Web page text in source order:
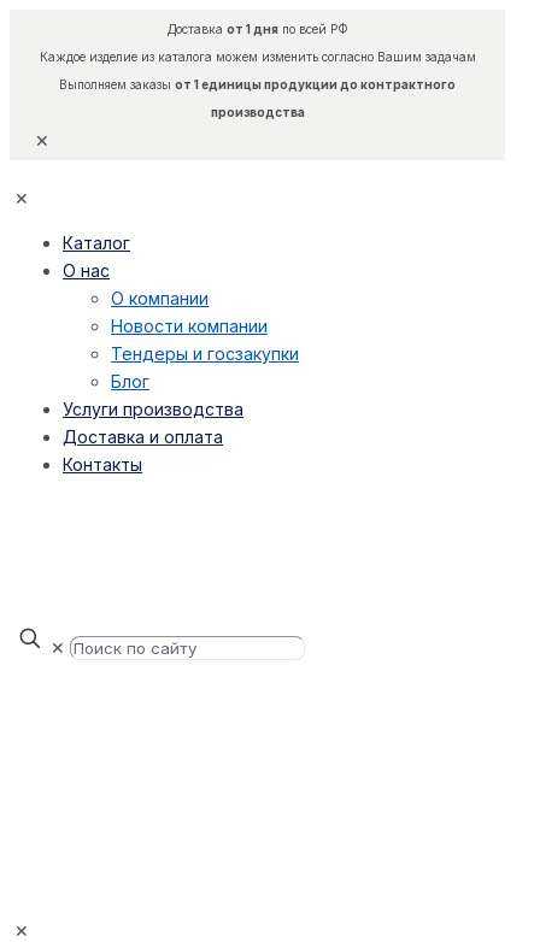
Доставка от 1 дняпо всей РФ
Каждое изделие из каталога можем изменить согласно Вашим задачам
Выполняем заказы от 1 единицы продукции до контрактного
производства
✕
✕
Каталог
О нас
О компании
Новости компании
Тендеры и госзакупки
Блог
Услуги производства
Доставка и оплата
Контакты
✕
✕